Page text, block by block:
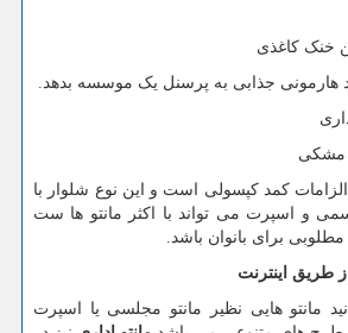
خنک کاغذی
هارمونی جذابی به پرسنل یک موسسه بدهد.
مشکی
کمد کپسولی است و این نوع شلوار با
و اسپرت می تواند با اکثر مانتو ها ست
برای بانوان باشد.
از طریق اینترنت
مانتو هایی نظیر مانتو مجلسی یا اسپرت